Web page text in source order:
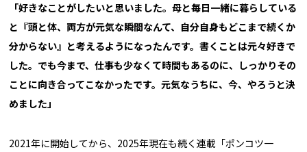
「好きなことがしたいと思いました。母と毎日一緒に暮らしている
と『頭と体、両方が元気な瞬間なんて、自分自身もどこまで続くか
分からない』と考えるようになったんです。書くことは元々好きで
した。でも今まで、仕事も少なくて時間もあるのに、しっかりその
ことに向き合ってこなかったです。元気なうちに、今、やろうと決
めました」
2021年に開始してから、2025年現在も続く連載「ポンコツ一